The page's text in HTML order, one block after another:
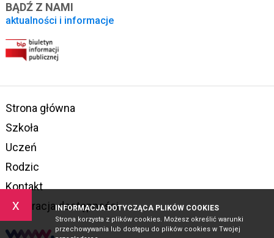
x INFORMACJA DOTYCZĄCA PLIKÓW COOKIES
Strona korzysta z plików cookies. Możesz określić warunki
przechowywania lub dostępu do plików cookies w Twojej
BĄDŹ Z NAMI
aktualności i informacje
Strona główna
Szkoła
Uczeń
Rodzic
Kontakt
Deklaracja dostępności